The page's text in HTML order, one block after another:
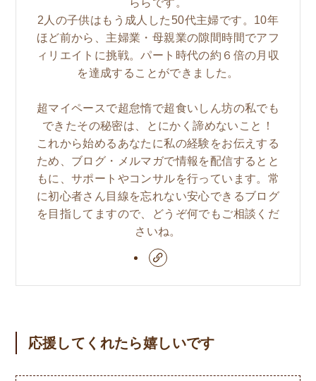
2人の子供はもう成人した50代主婦です。10年
ほど前から、主婦業・母親業の隙間時間でアフ
ィリエイトに挑戦。パート時代の約６倍の月収
を達成することができました。
超マイペースで超怠惰で超食いしん坊の私でも
できたその秘密は、とにかく諦めないこと！
これから始めるあなたに私の経験をお伝えする
ため、ブログ・メルマガで情報を配信するとと
もに、サポートやコンサルを行っています。常
に初心者さん目線を忘れない安心できるブログ
を目指してますので、どうぞ何でもご相談くだ
さいね。
応援してくれたら嬉しいです